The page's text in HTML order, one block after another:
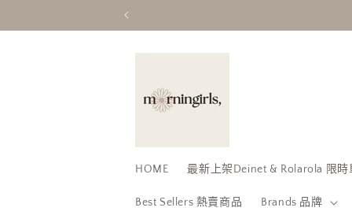
HOME 最新上架Deinet & Rolarola 限
Best Sellers 熱賣商品 Brands 品牌